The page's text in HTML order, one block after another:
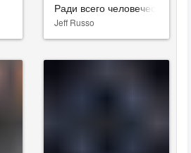
Ради всего человечества
Jeff Russo